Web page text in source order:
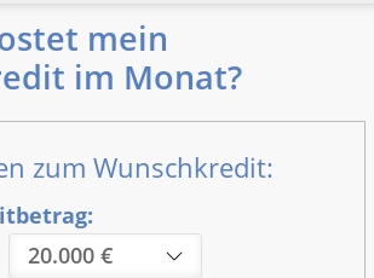
mein
im Monat?
zum Wunschkredit: